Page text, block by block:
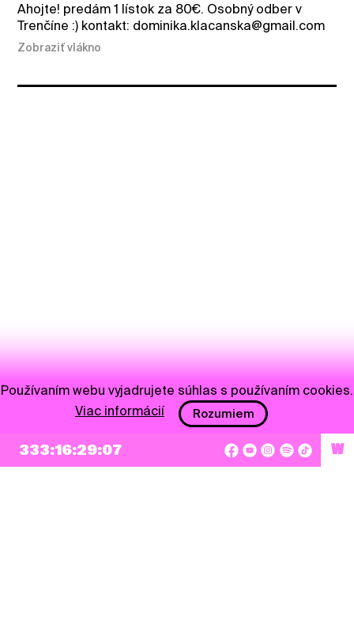
Ahojte! predám 1 lístok za 80€. Osobný odber v
Trenčíne :) kontakt: dominika.klacanska@gmail.com
Zobraziť vlákno
333:16:29:07 W
Používaním webu vyjadrujete súhlas s používaním cookies.
Viac informácií
Rozumiem